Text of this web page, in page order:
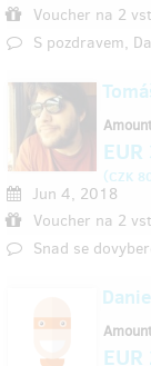
Voucher na 2
S pozdravem,
Jun 4, 2018
Voucher na 2
Snad se
(CZK